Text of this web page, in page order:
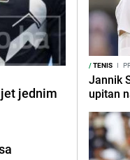
jednim
/TENIS I
Jannik
upitan